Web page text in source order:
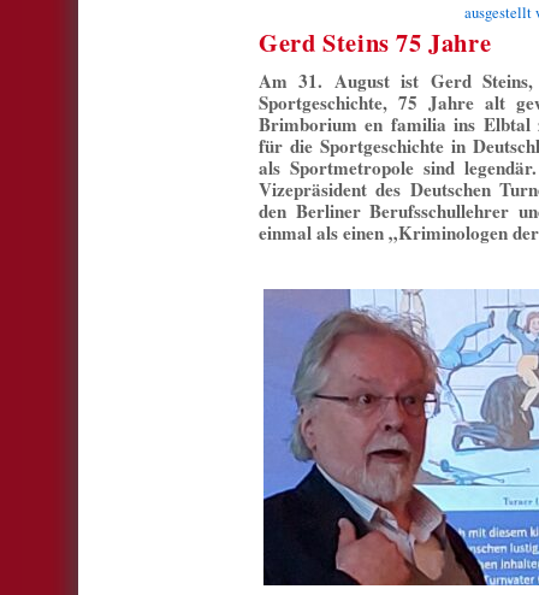
ausgestellt
Gerd Steins 75 Jahre
Am 31. August ist Gerd
Sportgeschichte, 75 Jahre alt
Brimborium en familia ins Elbtal
für die Sportgeschichte in
als Sportmetropole sind
Vizepräsident des Deutschen
den Berliner Berufsschullehrer
einmal als einen „Kriminologen